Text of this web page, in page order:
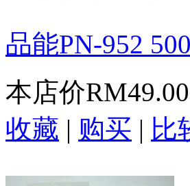
品能PN-952
本店价RM49.00
收藏 | 购买 | 比